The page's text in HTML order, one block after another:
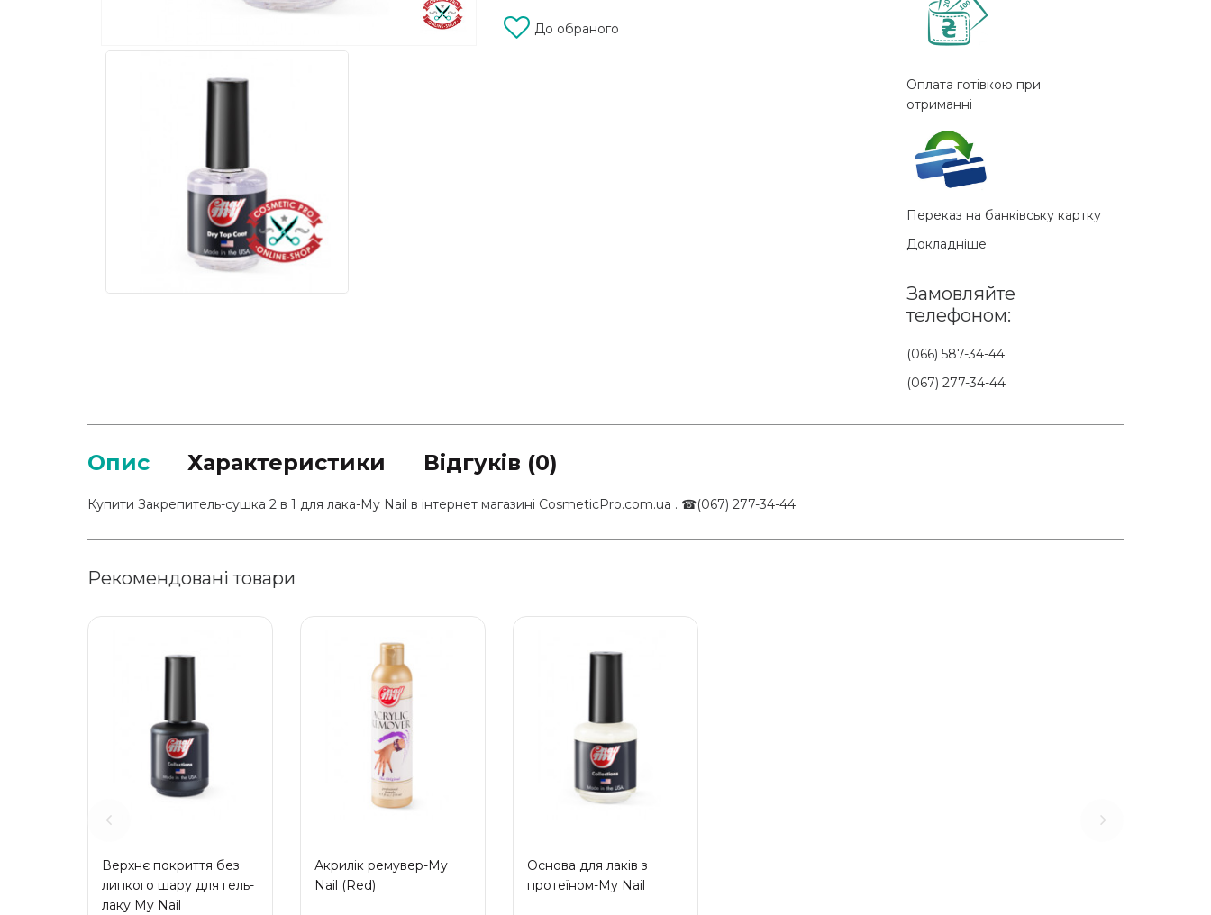
До обраного
Оплата готівкою при
отриманні
Переказ на банківську картку
Докладніше
Замовляйте
телефоном:
(066) 587-34-44
(067) 277-34-44
Опис Характеристики Відгуків (0)
Купити Закрепитель-сушка 2 в 1 для лака-My Nail в інтернет магазині CosmeticPro.com.ua . ☎(067) 277-34-44
Рекомендовані товари
Верхнє покриття без
липкого шару для гель-
лаку My Nail
Акрилік ремувер-My
Nail (Red)
Основа для лаків з
протеїном-My Nail